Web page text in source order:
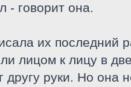
- говорит она.
их последний
лицом к лицу в
другу руки. Но она